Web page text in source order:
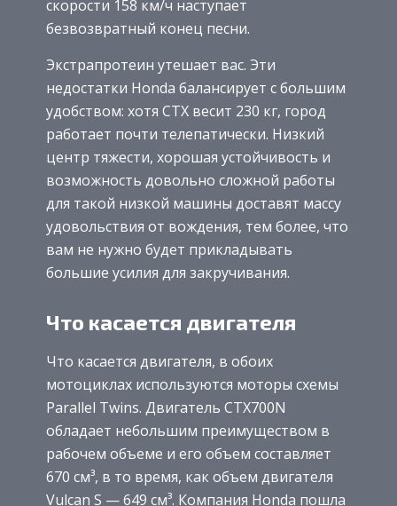
скорости 158 км/ч наступает
безвозвратный конец песни.
Экстрапротеин утешает вас. Эти
недостатки Honda балансирует с большим
удобством: хотя CTX весит 230 кг, город
работает почти телепатически. Низкий
центр тяжести, хорошая устойчивость и
возможность довольно сложной работы
для такой низкой машины доставят массу
удовольствия от вождения, тем более, что
вам не нужно будет прикладывать
большие усилия для закручивания.
Что касается двигателя
Что касается двигателя, в обоих
мотоциклах используются моторы схемы
Parallel Twins. Двигатель CTX700N
обладает небольшим преимуществом в
рабочем объеме и его объем составляет
670 см³, в то время, как объем двигателя
Vulcan S — 649 см³. Компания Honda пошла